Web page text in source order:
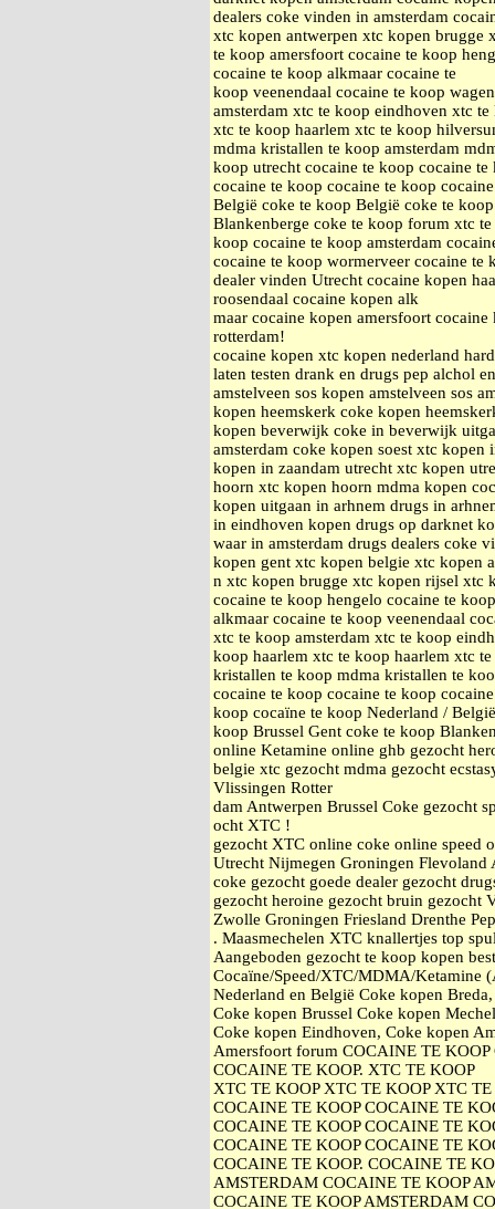
dealers coke vinden in amsterdam
xtc kopen antwerpen xtc kopen brugge
te koop amersfoort cocaine te koop
cocaine te koop alkmaar cocaine te
koop veenendaal cocaine te koop
amsterdam xtc te koop eindhoven xtc
xtc te koop haarlem xtc te koop
mdma kristallen te koop amsterdam
koop utrecht cocaine te koop cocaine
cocaine te koop cocaine te koop
België coke te koop België coke te
Blankenberge coke te koop forum xtc
koop cocaine te koop amsterdam
cocaine te koop wormerveer cocaine te
dealer vinden Utrecht cocaine kopen
roosendaal cocaine kopen alk
maar cocaine kopen amersfoort cocaine
rotterdam!
cocaine kopen xtc kopen nederland
laten testen drank en drugs pep alchol
amstelveen sos kopen amstelveen sos
kopen heemskerk coke kopen
kopen beverwijk coke in beverwijk
amsterdam coke kopen soest xtc kopen
kopen in zaandam utrecht xtc kopen
hoorn xtc kopen hoorn mdma kopen
kopen uitgaan in arhnem drugs in
in eindhoven kopen drugs op darknet
waar in amsterdam drugs dealers coke
kopen gent xtc kopen belgie xtc kopen
n xtc kopen brugge xtc kopen rijsel xtc
cocaine te koop hengelo cocaine te
alkmaar cocaine te koop veenendaal
xtc te koop amsterdam xtc te koop
koop haarlem xtc te koop haarlem xtc
kristallen te koop mdma kristallen te
cocaine te koop cocaine te koop
koop cocaïne te koop Nederland /
koop Brussel Gent coke te koop
online Ketamine online ghb gezocht
belgie xtc gezocht mdma gezocht
Vlissingen Rotter
dam Antwerpen Brussel Coke gezocht
ocht XTC !
gezocht XTC online coke online speed
Utrecht Nijmegen Groningen Flevoland
coke gezocht goede dealer gezocht
gezocht heroine gezocht bruin gezocht
Zwolle Groningen Friesland Drenthe
. Maasmechelen XTC knallertjes top
Aangeboden gezocht te koop kopen
Cocaïne/Speed/XTC/MDMA/Ketamine
Nederland en België Coke kopen
Coke kopen Brussel Coke kopen
Coke kopen Eindhoven, Coke kopen
Amersfoort forum COCAINE TE
COCAINE TE KOOP. XTC TE KOOP
XTC TE KOOP XTC TE KOOP XTC
COCAINE TE KOOP COCAINE TE
COCAINE TE KOOP COCAINE TE
COCAINE TE KOOP COCAINE TE
COCAINE TE KOOP. COCAINE TE
AMSTERDAM COCAINE TE KOOP
COCAINE TE KOOP AMSTERDAM